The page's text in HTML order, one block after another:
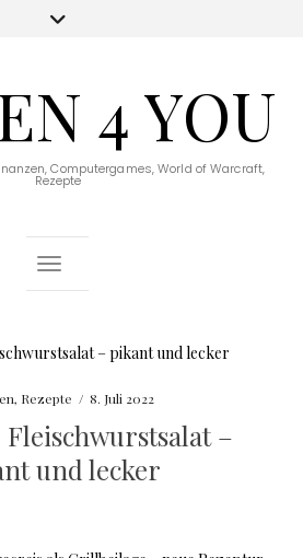
4 YOU
Computergames, World of Warcraft,
Rezepte
Toggle Navigation
, Rezepte / 8. Juli 2022
–
und lecker